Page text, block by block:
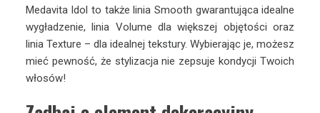
Medavita Idol to także linia Smooth gwarantująca idealne
wygładzenie, linia Volume dla większej objętości oraz
linia Texture – dla idealnej tekstury. Wybierając je, możesz
mieć pewność, że stylizacja nie zepsuje kondycji Twoich
włosów!